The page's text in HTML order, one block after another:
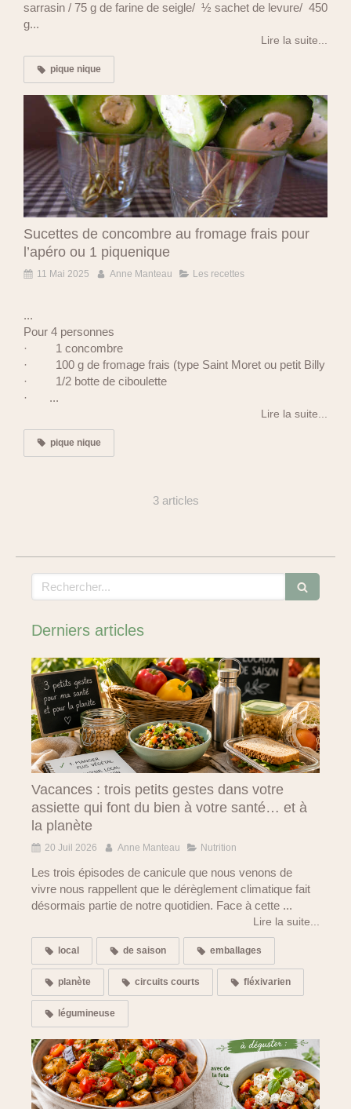
sarrasin / 75 g de farine de seigle/ ½ sachet de levure/ 450
g...
Lire la suite...
pique nique
Sucettes de concombre au fromage frais pour
l’apéro ou 1 piquenique
11 Mai 2025 Anne Manteau Les recettes
...
Pour 4 personnes
· 1 concombre
· 100 g de fromage frais (type Saint Moret ou petit Billy
· 1/2 botte de ciboulette
· ...
Lire la suite...
pique nique
3 articles
Rechercher
Derniers articles
Vacances : trois petits gestes dans votre
assiette qui font du bien à votre santé… et à
la planète
20 Juil 2026 Anne Manteau Nutrition
Les trois épisodes de canicule que nous venons de
vivre nous rappellent que le dérèglement climatique fait
désormais partie de notre quotidien. Face à cette ...
Lire la suite...
local de saison emballages
planète circuits courts fléxivarien
légumineuse